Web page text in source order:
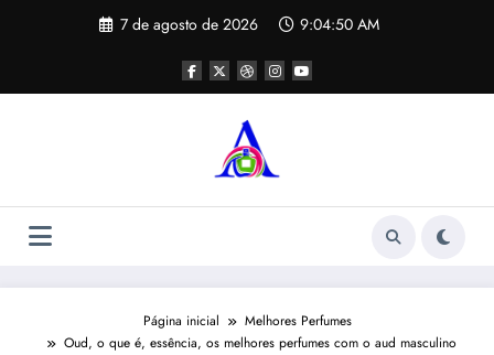
7 de agosto de 2026 9:04:51 AM
Página inicial
Melhores Perfumes
Oud, o que é, essência, os melhores perfumes com o aud masculino